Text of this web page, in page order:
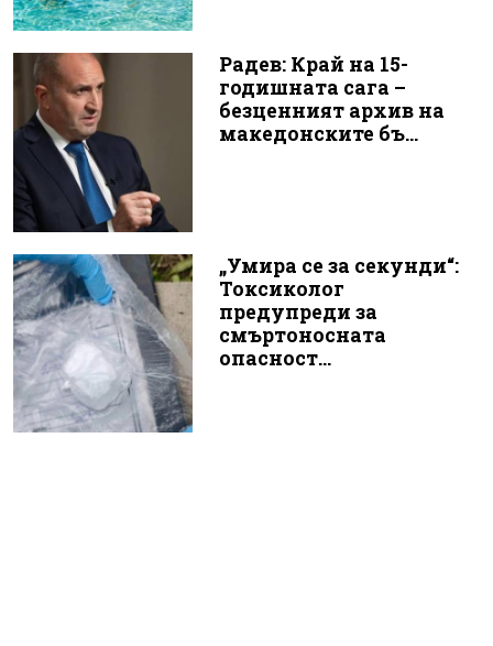
Радев: Край на 15-
годишната сага –
безценният архив на
македонските бъ...
„Умира се за секунди“:
Токсиколог
предупреди за
смъртоносната
опасност...